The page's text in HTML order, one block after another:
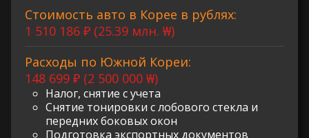
Стоимость авто в Корее в рублях:
1 510 186 ₽ (25.39 млн. ₩)
Расходы по Южной Кореи:
148 699 ₽ (2 500 000 ₩)
Налог, снятие с учета
Снятие тонировки с лобового стекла и
передних боковых окон
Подготовка экспортных документов